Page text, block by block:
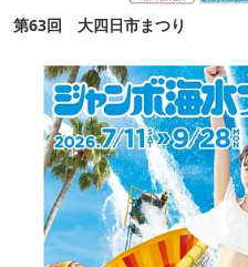
第63回 大四日市まつり